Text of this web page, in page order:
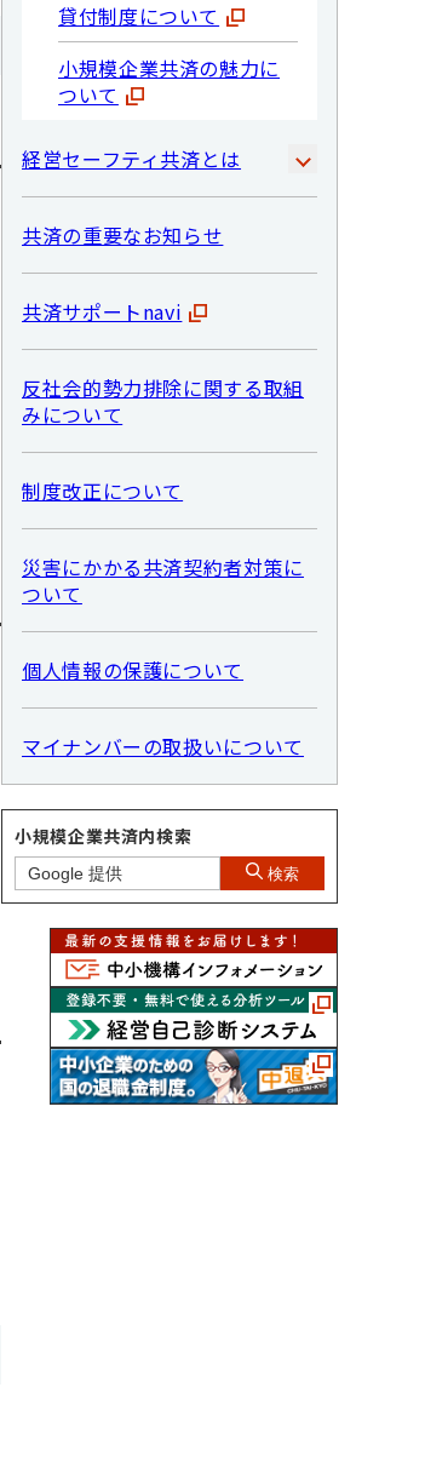
貸付制度について
小規模企業共済の魅力に
ついて
経営セーフティ共済とは
共済の重要なお知らせ
共済サポートnavi
反社会的勢力排除に関する取組
みについて
制度改正について
災害にかかる共済契約者対策に
ついて
個人情報の保護について
マイナンバーの取扱いについて
小規模企業共済内検索
検索